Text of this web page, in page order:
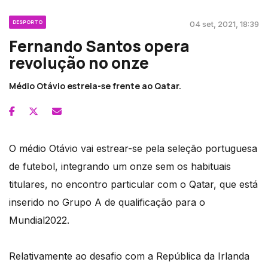
DESPORTO 04 set, 2021, 18:39
Fernando Santos opera
revolução no onze
Médio Otávio estreia-se frente ao Qatar.
O médio Otávio vai estrear-se pela seleção portuguesa
de futebol, integrando um onze sem os habituais
titulares, no encontro particular com o Qatar, que está
inserido no Grupo A de qualificação para o
Mundial2022.
Relativamente ao desafio com a República da Irlanda